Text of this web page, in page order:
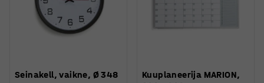
Seinakell, vaikne, Ø 348
Kuuplaneerija MARION,